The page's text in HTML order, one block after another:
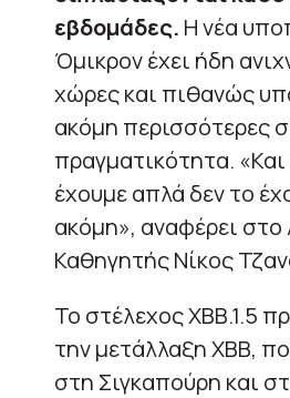
εβδομάδες. Η νέα
Όμικρον έχει ήδη
χώρες και πιθανώς
ακόμη περισσότερες
πραγματικότητα.
έχουμε απλά δεν το
ακόμη», αναφέρει
Καθηγητής Νίκος
Το στέλεχος ΧΒΒ.1.5
την μετάλλαξη ΧΒΒ,
στη Σιγκαπούρη και